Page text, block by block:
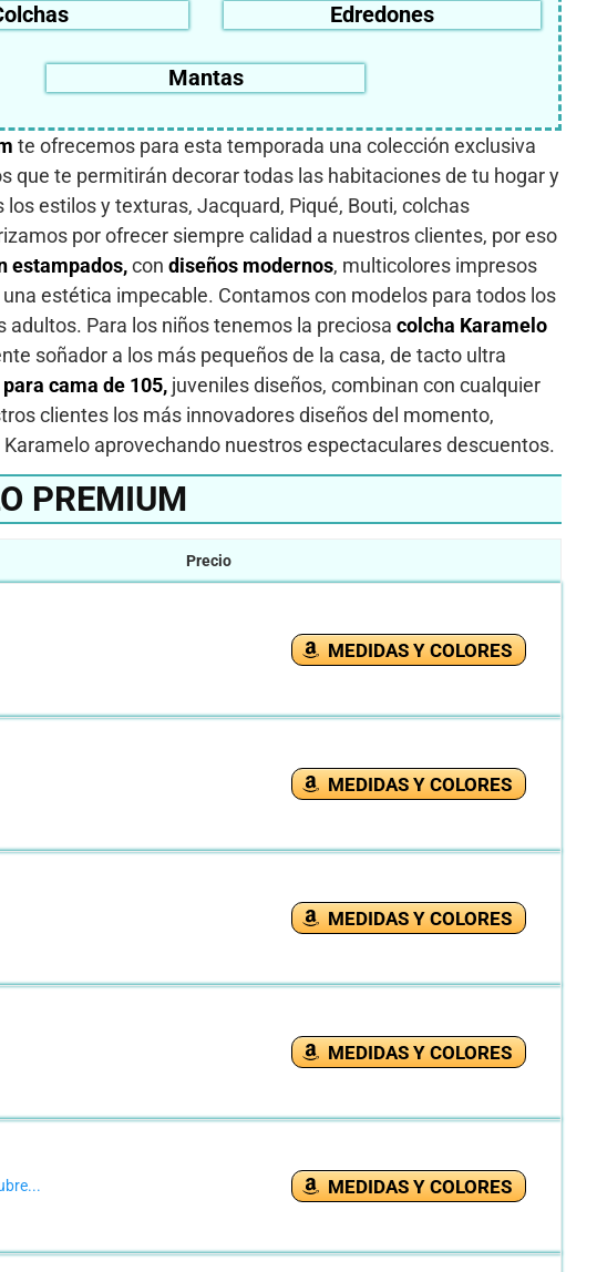
Edredones
Mantas
te ofrecemos para esta temporada una colección exclusiva
que te permitirán decorar todas las habitaciones de tu hogar y
los estilos y texturas, Jacquard, Piqué, Bouti, colchas
por ofrecer siempre calidad a nuestros clientes, por eso
estampados,con diseños modernos, multicolores impresos
estética impecable. Contamos con modelos para todos los
Para los niños tenemos la preciosa colcha Karamelo
soñador a los más pequeños de la casa, de tacto ultra
cama de 105, juveniles diseños, combinan con cualquier
clientes los más innovadores diseños del momento,
aprovechando nuestros espectaculares descuentos.
PREMIUM
Precio
MEDIDAS Y COLORES
MEDIDAS Y COLORES
MEDIDAS Y COLORES
MEDIDAS Y COLORES
MEDIDAS Y COLORES